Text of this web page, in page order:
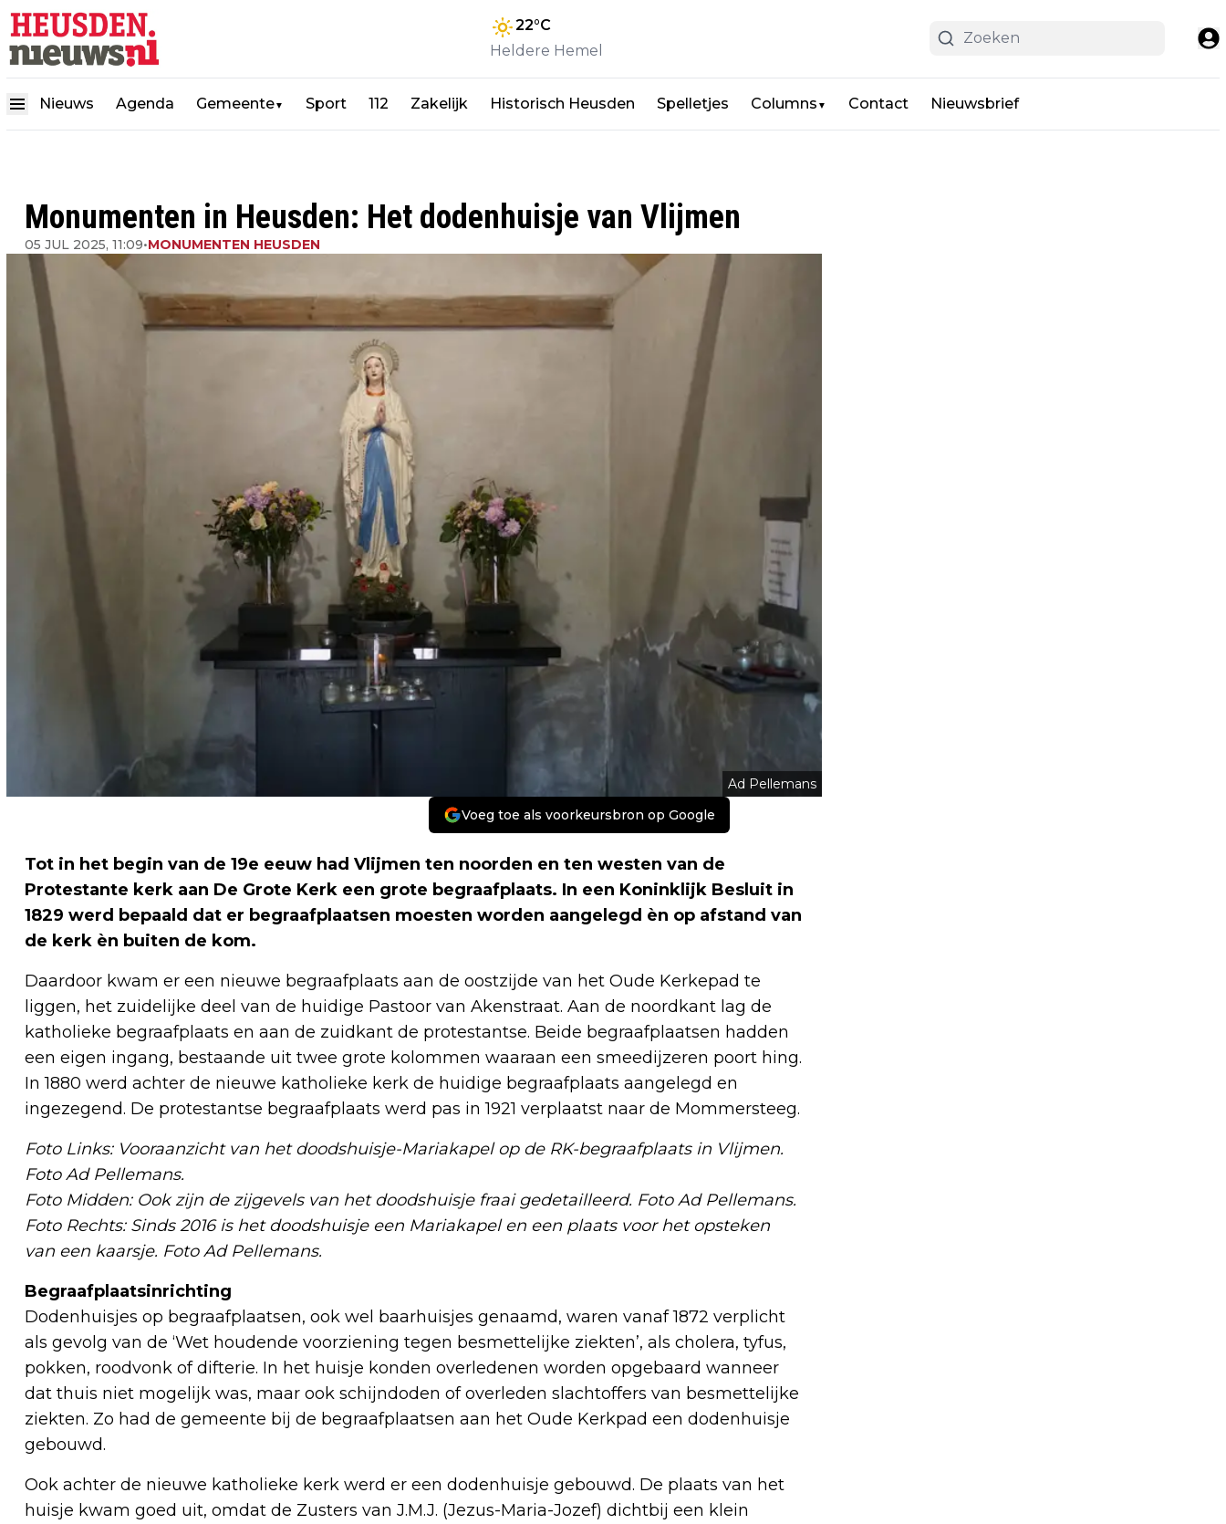
22°C
Heldere Hemel
Nieuws Agenda Gemeente▼ Sport 112 Zakelijk Historisch Heusden Spelletjes Columns ▼ Contact Nieuwsbrief
Monumenten in Heusden: Het dodenhuisje van Vlijmen
05 JUL 2025, 11:09•MONUMENTEN HEUSDEN
Ad Pellemans
Voeg toe als voorkeursbron op Google
Tot in het begin van de 19e eeuw had Vlijmen ten noorden en ten westen van de
Protestante kerk aan De Grote Kerk een grote begraafplaats. In een Koninklijk Besluit in
1829 werd bepaald dat er begraafplaatsen moesten worden aangelegd èn op afstand van
de kerk èn buiten de kom.
Daardoor kwam er een nieuwe begraafplaats aan de oostzijde van het Oude Kerkepad te
liggen, het zuidelijke deel van de huidige Pastoor van Akenstraat. Aan de noordkant lag de
katholieke begraafplaats en aan de zuidkant de protestantse. Beide begraafplaatsen hadden
een eigen ingang, bestaande uit twee grote kolommen waaraan een smeedijzeren poort hing.
In 1880 werd achter de nieuwe katholieke kerk de huidige begraafplaats aangelegd en
ingezegend. De protestantse begraafplaats werd pas in 1921 verplaatst naar de Mommersteeg.
Foto Links: Vooraanzicht van het doodshuisje-Mariakapel op de RK-begraafplaats in Vlijmen.
Foto Ad Pellemans.
Foto Midden: Ook zijn de zijgevels van het doodshuisje fraai gedetailleerd. Foto Ad Pellemans.
Foto Rechts: Sinds 2016 is het doodshuisje een Mariakapel en een plaats voor het opsteken
van een kaarsje. Foto Ad Pellemans.
Begraafplaatsinrichting
Dodenhuisjes op begraafplaatsen, ook wel baarhuisjes genaamd, waren vanaf 1872 verplicht
als gevolg van de ‘Wet houdende voorziening tegen besmettelijke ziekten’, als cholera, tyfus,
pokken, roodvonk of difterie. In het huisje konden overledenen worden opgebaard wanneer
dat thuis niet mogelijk was, maar ook schijndoden of overleden slachtoffers van besmettelijke
ziekten. Zo had de gemeente bij de begraafplaatsen aan het Oude Kerkpad een dodenhuisje
gebouwd.
Ook achter de nieuwe katholieke kerk werd er een dodenhuisje gebouwd. De plaats van het
huisje kwam goed uit, omdat de Zusters van J.M.J. (Jezus-Maria-Jozef) dichtbij een klein